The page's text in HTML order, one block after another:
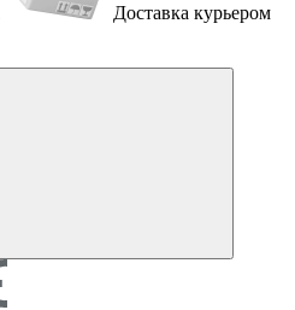
Доставка курьером